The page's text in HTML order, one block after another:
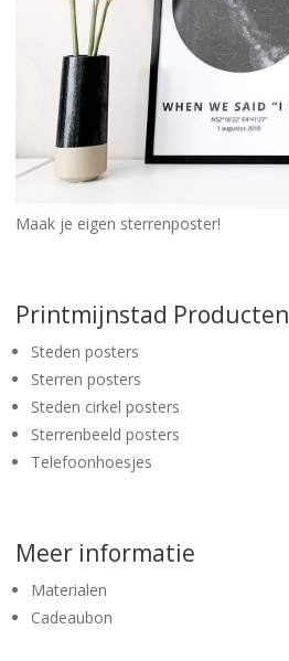
Maak je eigen sterrenposter!
Printmijnstad Producten
Steden posters
Sterren posters
Steden cirkel posters
Sterrenbeeld posters
Telefoonhoesjes
Meer informatie
Materialen
Cadeaubon